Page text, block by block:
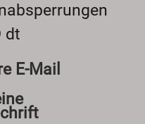
dt
E-Mail